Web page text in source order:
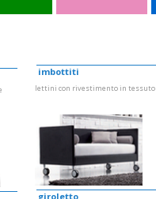
imbottiti
lettini con rivestimento in tessuto
giroletto